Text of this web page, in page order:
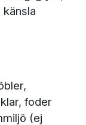
foder
(ej